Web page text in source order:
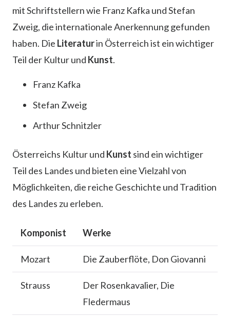
mit Schriftstellern wie Franz Kafka und Stefan
Zweig, die internationale Anerkennung gefunden
haben. Die Literaturin Österreich ist ein wichtiger
Teil der Kultur und Kunst.
Franz Kafka
Stefan Zweig
Arthur Schnitzler
Österreichs Kultur und Kunst sind ein wichtiger
Teil des Landes und bieten eine Vielzahl von
Möglichkeiten, die reiche Geschichte und Tradition
des Landes zu erleben.
Komponist Werke
Mozart Die Zauberflöte, Don Giovanni
Strauss
Der Rosenkavalier, Die
Fledermaus